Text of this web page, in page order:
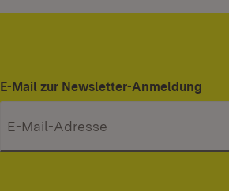
E-Mail zur Newsletter-Anmeldung